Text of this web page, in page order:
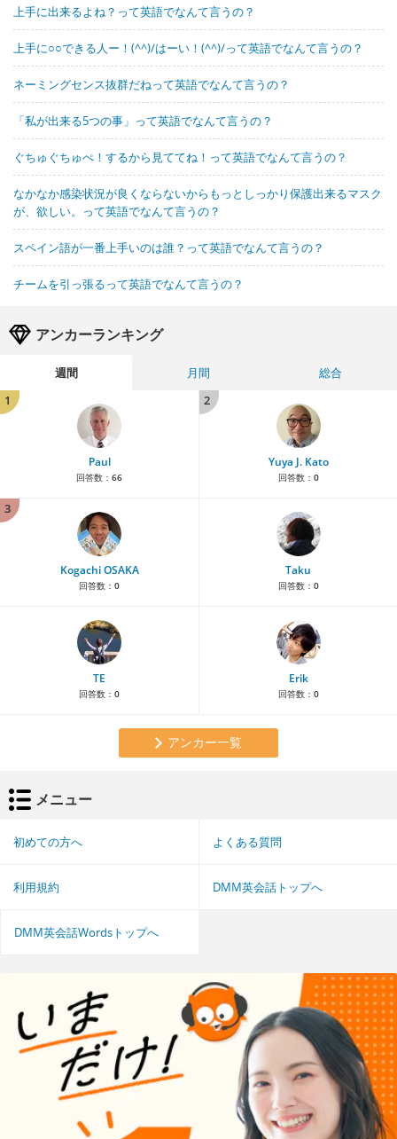
上手に出来るよね？って英語でなんて言うの？
上手に○○できる人ー！(^^)/はーい！(^^)/って英語でなんて言うの？
ネーミングセンス抜群だねって英語でなんて言うの？
「私が出来る5つの事」って英語でなんて言うの？
ぐちゅぐちゅぺ！するから見ててね！って英語でなんて言うの？
なかなか感染状況が良くならないからもっとしっかり保護出来るマスク
が、欲しい。って英語でなんて言うの？
スペイン語が一番上手いのは誰？って英語でなんて言うの？
チームを引っ張るって英語でなんて言うの？
アンカーランキング
週間 月間
総合
1
Paul
回答数： 66
2
Yuya J. Kato
回答数： 0
3
Kogachi OSAKA
回答数： 0
Taku
回答数： 0
TE
回答数： 0
Erik
回答数： 0
アンカー一覧
メニュー
初めての方へ よくある質問
利用規約 DMM英会話トップへ
DMM英会話Wordsトップへ